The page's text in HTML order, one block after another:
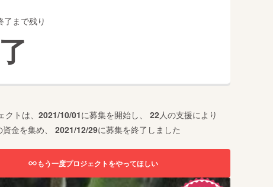
了まで残り
トは、 2021/10/01に募集を開始し、 22人の支援により
資金を集め、 2021/12/29に募集を終了しました
もう一度プロジェクトをやってほしい